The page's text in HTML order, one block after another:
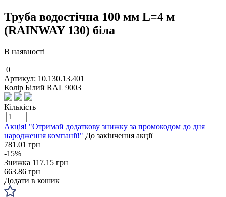
Труба водостічна 100 мм L=4 м
(RAINWAY 130) біла
В наявності
0
Артикул: 10.130.13.401
Колір Білий RAL 9003
Кількість
Акція! "Отримай додаткову знижку за промокодом до дня
народження компанії!" До закінчення акції
781.01 грн
-15%
Знижка 117.15 грн
663.86 грн
Додати в кошик